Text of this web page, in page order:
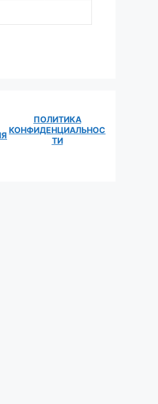
ПОЛИТИКА
КОНФИДЕНЦИАЛЬНОС
ТИ